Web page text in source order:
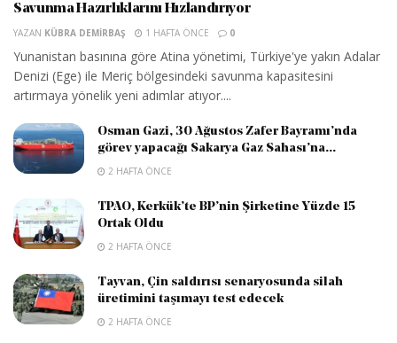
Savunma Hazırlıklarını Hızlandırıyor
YAZAN KÜBRA DEMIRBAŞ 1 HAFTA ÖNCE 0
Yunanistan basınına göre Atina yönetimi, Türkiye'ye yakın Adalar
Denizi (Ege) ile Meriç bölgesindeki savunma kapasitesini
artırmaya yönelik yeni adımlar atıyor....
Osman Gazi, 30 Ağustos Zafer Bayramı’nda
görev yapacağı Sakarya Gaz Sahası’na...
2 HAFTA ÖNCE
TPAO, Kerkük’te BP’nin Şirketine Yüzde 15
Ortak Oldu
2 HAFTA ÖNCE
Tayvan, Çin saldırısı senaryosunda silah
üretimini taşımayı test edecek
2 HAFTA ÖNCE